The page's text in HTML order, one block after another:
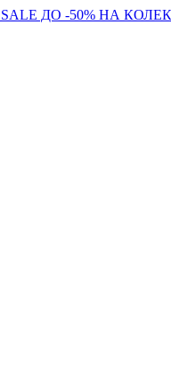
ДО -50% НА